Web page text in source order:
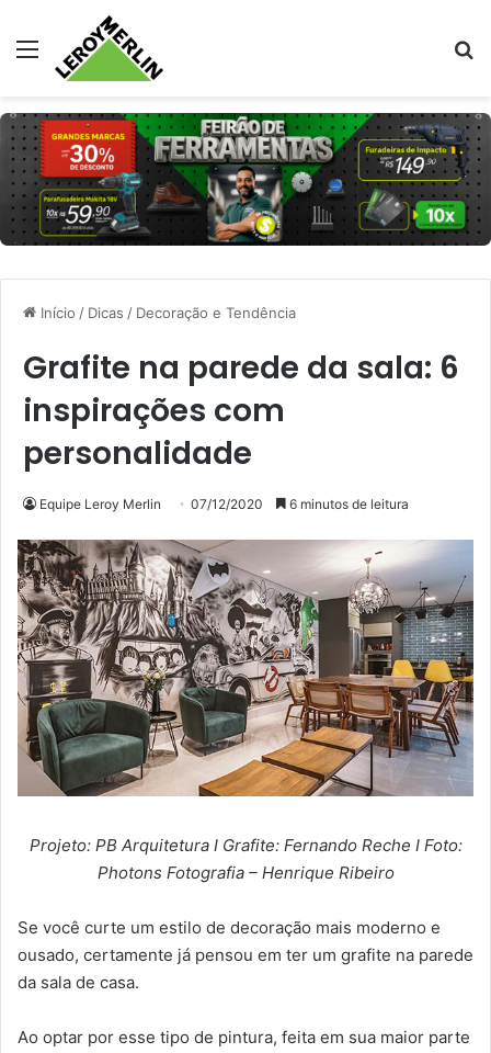
Menu
Início / Dicas / Decoração e Tendência
Grafite na parede da sala: 6
inspirações com
personalidade
Equipe Leroy Merlin 07/12/2020 6 minutos de leitura
Projeto: PB Arquitetura I Grafite: Fernando Reche I Foto:
Photons Fotografia – Henrique Ribeiro
Se você curte um estilo de decoração mais moderno e
ousado, certamente já pensou em ter um grafite na parede
da sala de casa.
Ao optar por esse tipo de pintura, feita em sua maior parte